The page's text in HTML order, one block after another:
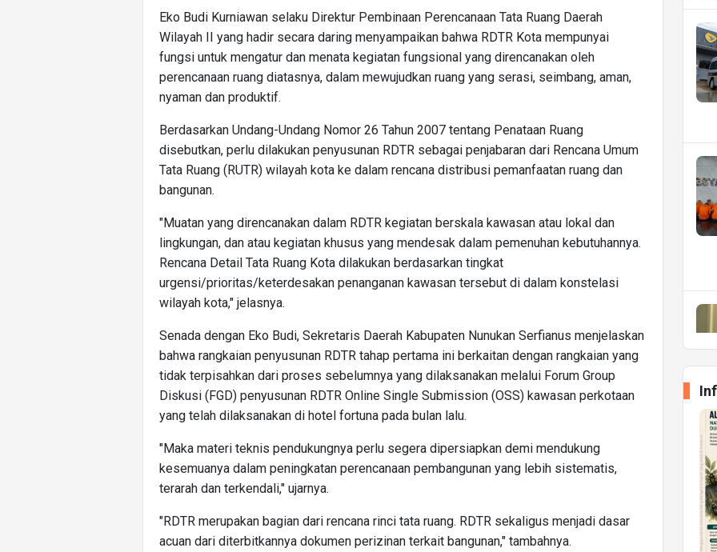
Eko Budi Kurniawan selaku Direktur Pembinaan Perencanaan Tata Ruang Daerah
Wilayah II yang hadir secara daring menyampaikan bahwa RDTR Kota mempunyai
fungsi untuk mengatur dan menata kegiatan fungsional yang direncanakan oleh
perencanaan ruang diatasnya, dalam mewujudkan ruang yang serasi, seimbang, aman,
nyaman dan produktif.
Berdasarkan Undang-Undang Nomor 26 Tahun 2007 tentang Penataan Ruang
disebutkan, perlu dilakukan penyusunan RDTR sebagai penjabaran dari Rencana Umum
Tata Ruang (RUTR) wilayah kota ke dalam rencana distribusi pemanfaatan ruang dan
bangunan.
"Muatan yang direncanakan dalam RDTR kegiatan berskala kawasan atau lokal dan
lingkungan, dan atau kegiatan khusus yang mendesak dalam pemenuhan kebutuhannya.
Rencana Detail Tata Ruang Kota dilakukan berdasarkan tingkat
urgensi/prioritas/keterdesakan penanganan kawasan tersebut di dalam konstelasi
wilayah kota," jelasnya.
Senada dengan Eko Budi, Sekretaris Daerah Kabupaten Nunukan Serfianus menjelaskan
bahwa rangkaian penyusunan RDTR tahap pertama ini berkaitan dengan rangkaian yang
tidak terpisahkan dari proses sebelumnya yang dilaksanakan melalui Forum Group
Diskusi (FGD) penyusunan RDTR Online Single Submission (OSS) kawasan perkotaan
yang telah dilaksanakan di hotel fortuna pada bulan lalu.
"Maka materi teknis pendukungnya perlu segera dipersiapkan demi mendukung
kesemuanya dalam peningkatan perencanaan pembangunan yang lebih sistematis,
terarah dan terkendali," ujarnya.
"RDTR merupakan bagian dari rencana rinci tata ruang. RDTR sekaligus menjadi dasar
acuan dari diterbitkannya dokumen perizinan terkait bangunan," tambahnya.